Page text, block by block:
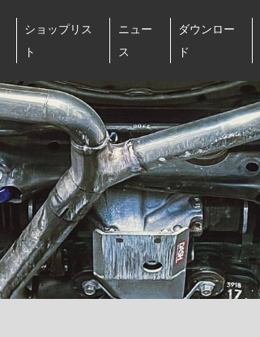
ショップリス
ト
ニュー
ス
ダウンロー
ド